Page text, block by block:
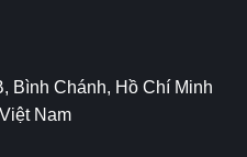
Bình Chánh, Hồ Chí Minh
Nam